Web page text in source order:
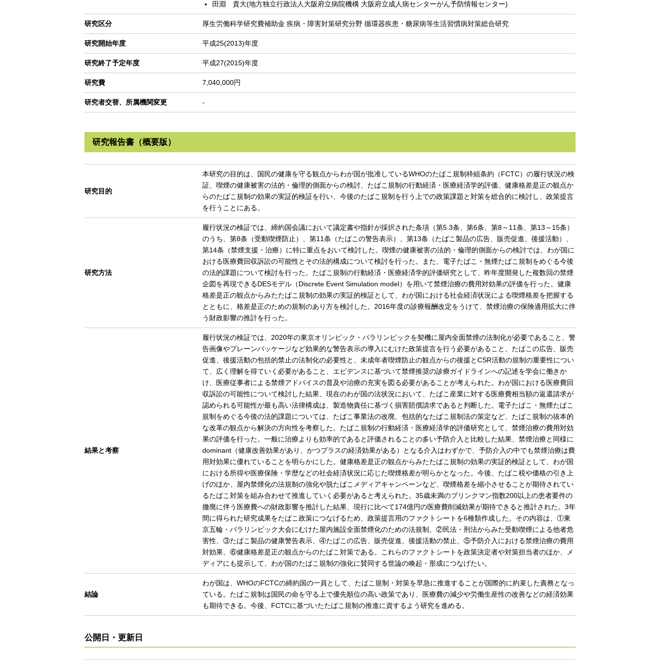
田淵 貴大(地方独立行政法人大阪府立病院機構 大阪府立成人病センターがん予防情報センター)
研究区分 厚生労働科学研究費補助金 疾病・障害対策研究分野 循環器疾患・糖尿病等生活習慣病対策総合研究
研究開始年度 平成25(2013)年度
研究終了予定年度 平成27(2015)年度
研究費 7,040,000円
研究者交替、所属機関変更 -
研究報告書（概要版）
研究目的
本研究の目的は、国民の健康を守る観点からわが国が批准しているWHOのたばこ規制枠組条約（FCTC）の履行状況の検
証、喫煙の健康被害の法的・倫理的側面からの検討、たばこ規制の行動経済・医療経済学的評価、健康格差是正の観点か
らのたばこ規制の効果の実証的検証を行い、今後のたばこ規制を行う上での政策課題と対策を総合的に検討し、政策提言
を行うことにある。
研究方法
履行状況の検証では、締約国会議において議定書や指針が採択された条項（第5.3条、第6条、第8～11条、第13～15条）
のうち、第8条（受動喫煙防止）、第11条（たばこの警告表示）、第13条（たばこ製品の広告、販売促進、後援活動）、
第14条（禁煙支援・治療）に特に重点をおいて検討した。喫煙の健康被害の法的・倫理的側面からの検討では、わが国に
おける医療費回収訴訟の可能性とその法的構成について検討を行った。また、電子たばこ・無煙たばこ規制をめぐる今後
の法的課題について検討を行った。たばこ規制の行動経済・医療経済学的評価研究として、昨年度開発した複数回の禁煙
企図を再現できるDESモデル（Discrete Event Simulation model）を用いて禁煙治療の費用対効果の評価を行った。健康
格差是正の観点からみたたばこ規制の効果の実証的検証として、わが国における社会経済状況による喫煙格差を把握する
とともに、格差是正のための規制のあり方を検討した。2016年度の診療報酬改定をうけて、禁煙治療の保険適用拡大に伴
う財政影響の推計を行った。
結果と考察
履行状況の検証では、2020年の東京オリンピック・パラリンピックを契機に屋内全面禁煙の法制化が必要であること、警
告画像やプレーンパッケージなど効果的な警告表示の導入にむけた政策提言を行う必要があること、たばこの広告、販売
促進、後援活動の包括的禁止の法制化の必要性と、未成年者喫煙防止の観点からの後援とCSR活動の規制の重要性につい
て、広く理解を得ていく必要があること、エビデンスに基づいて禁煙推奨の診療ガイドラインへの記述を学会に働きか
け、医療従事者による禁煙アドバイスの普及や治療の充実を図る必要があることが考えられた。わが国における医療費回
収訴訟の可能性について検討した結果、現在のわが国の法状況において、たばこ産業に対する医療費相当額の返還請求が
認められる可能性が最も高い法律構成は、製造物責任に基づく損害賠償請求であると判断した。電子たばこ・無煙たばこ
規制をめぐる今後の法的課題については、たばこ事業法の改廃、包括的なたばこ規制法の策定など、たばこ規制の抜本的
な改革の観点から解決の方向性を考察した。たばこ規制の行動経済・医療経済学的評価研究として、禁煙治療の費用対効
果の評価を行った。一般に治療よりも効率的であると評価されることの多い予防介入と比較した結果、禁煙治療と同様に
dominant（健康改善効果があり、かつプラスの経済効果がある）となる介入はわずかで、予防介入の中でも禁煙治療は費
用対効果に優れていることを明らかにした。健康格差是正の観点からみたたばこ規制の効果の実証的検証として、わが国
における所得や医療保険・学歴などの社会経済状況に応じた喫煙格差が明らかとなった。今後、たばこ税や価格の引き上
げのほか、屋内禁煙化の法規制の強化や脱たばこメディアキャンペーンなど、喫煙格差を縮小させることが期待されてい
るたばこ対策を組み合わせて推進していく必要があると考えられた。35歳未満のブリンクマン指数200以上の患者要件の
撤廃に伴う医療費への財政影響を推計した結果、現行に比べて174億円の医療費削減効果が期待できると推計された。3年
間に得られた研究成果をたばこ政策につなげるため、政策提言用のファクトシートを6種類作成した。その内容は、①東
京五輪・パラリンピック大会にむけた屋内施設全面禁煙化のための法規制、②民法・刑法からみた受動喫煙による他者危
害性、③たばこ製品の健康警告表示、④たばこの広告、販売促進、後援活動の禁止、⑤予防介入における禁煙治療の費用
対効果、⑥健康格差是正の観点からのたばこ対策である。これらのファクトシートを政策決定者や対策担当者のほか、メ
ディアにも提示して、わが国のたばこ規制の強化に賛同する世論の喚起・形成につなげたい。
結論
わが国は、WHOのFCTCの締約国の一員として、たばこ規制・対策を早急に推進することが国際的に約束した責務となっ
ている。たばこ規制は国民の命を守る上で優先順位の高い政策であり、医療費の減少や労働生産性の改善などの経済効果
も期待できる。今後、FCTCに基づいたたばこ規制の推進に資するよう研究を進める。
公開日・更新日